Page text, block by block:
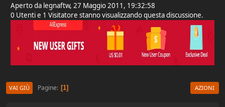
Aperto da legnaftw, 27 Maggio 2011, 19:32:58
0 Utenti e 1 Visitatore stanno visualizzando questa discussione.
VAI GIÙ Pagine 1 AZIONI